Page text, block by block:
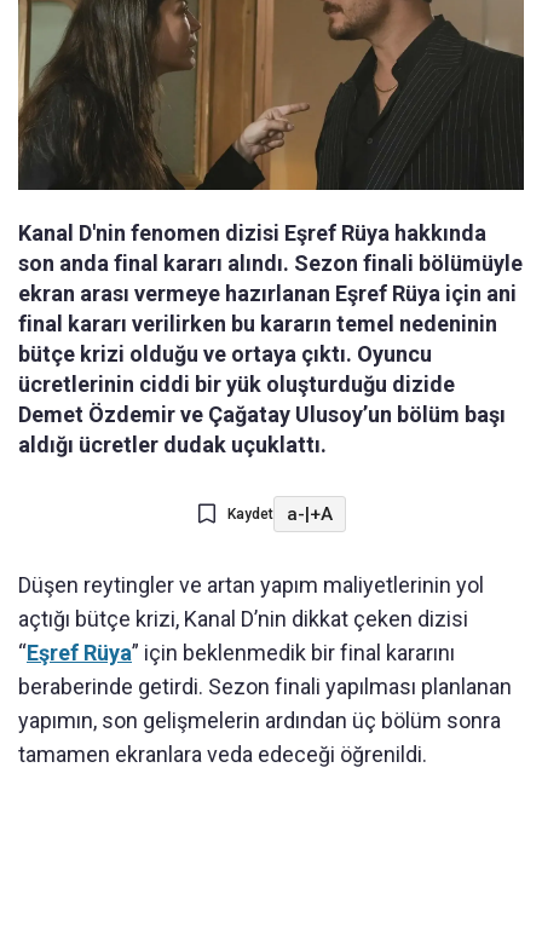
Kanal D'nin fenomen dizisi Eşref Rüya hakkında
son anda final kararı alındı. Sezon finali bölümüyle
ekran arası vermeye hazırlanan Eşref Rüya için ani
final kararı verilirken bu kararın temel nedeninin
bütçe krizi olduğu ve ortaya çıktı. Oyuncu
ücretlerinin ciddi bir yük oluşturduğu dizide
Demet Özdemir ve Çağatay Ulusoy’un bölüm başı
aldığı ücretler dudak uçuklattı.
Kaydet a-|+A
Düşen reytingler ve artan yapım maliyetlerinin yol
açtığı bütçe krizi, Kanal D’nin dikkat çeken dizisi
“Eşref Rüya” için beklenmedik bir final kararını
beraberinde getirdi. Sezon finali yapılması planlanan
yapımın, son gelişmelerin ardından üç bölüm sonra
tamamen ekranlara veda edeceği öğrenildi.